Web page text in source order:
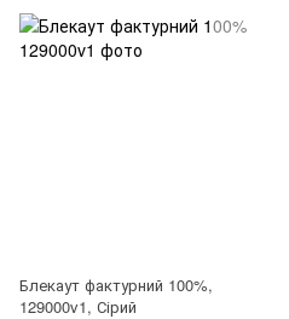
Блекаут фактурний 100%,
129000v1, Сірий